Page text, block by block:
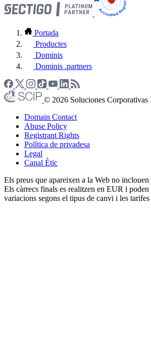
Portada
Productes
Dominis
Dominis .partners
© 2026 Soluciones Corporativas
Domain Contact
Abuse Policy
Registrant Rights
Política de privadesa
Legal
Canal Ètic
Els preus que apareixen a la Web no
Els càrrecs finals es realitzen en EUR i poden
variacions segons el tipus de canvi i les tarifes